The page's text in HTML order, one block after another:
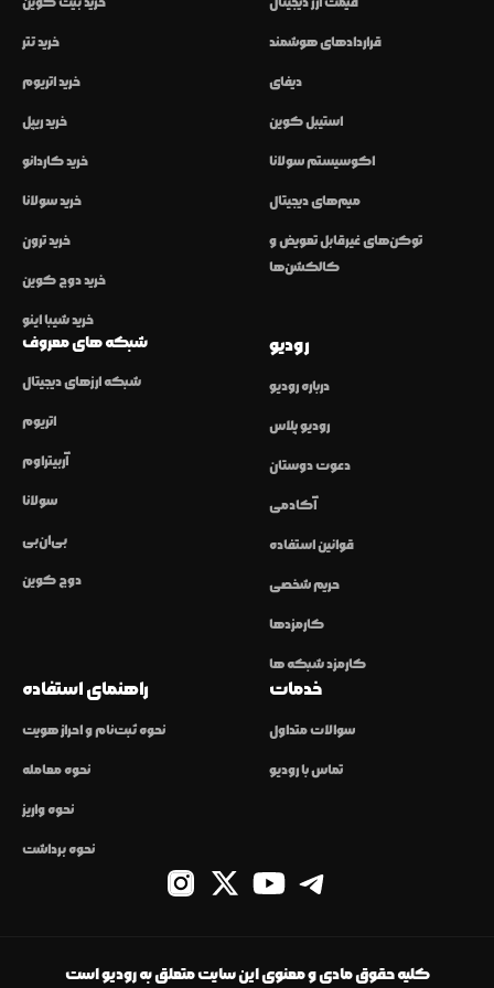
خرید تتر
خرید اتریوم
خرید ریپل
خرید کاردانو
خرید سولانا
خرید ترون
خرید دوج کوین
خرید شیبا اینو
قراردادهای هوشمند
دیفای
استیبل کوین
اکوسیستم سولانا
میم‌های دیجیتال
توکن‌های غیرقابل تعویض و
کالکشن‌ها
شبکه های معروف
شبکه ارزهای دیجیتال
اتریوم
آربیتراوم
سولانا
بی‌ان‌بی
دوج کوین
رودیو
درباره رودیو
رودیو پلاس
دعوت دوستان
آکادمی
قوانین استفاده
حریم شخصی
کارمزدها
کارمزد شبکه ها
راهنمای استفاده
نحوه ثبت‌نام و احراز هویت
نحوه معامله
نحوه واریز
نحوه برداشت
خدمات
سوالات متداول
تماس با رودیو
کلیه حقوق مادی و معنوی این سایت متعلق به رودیو است